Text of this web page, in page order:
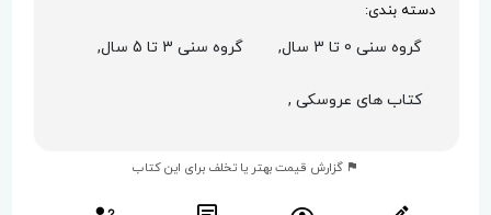
دسته بندی:
گروه سنی 0 تا 3 سال, گروه سنی 3 تا 5 سال,
کتاب های عروسکی ,
گزارش قیمت بهتر یا تخلف برای این کتاب